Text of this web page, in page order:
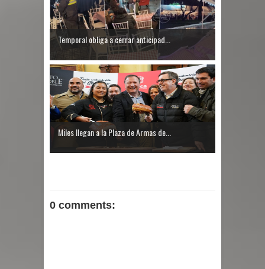
Temporal obliga a cerrar anticipad...
Miles llegan a la Plaza de Armas de...
0 comments: